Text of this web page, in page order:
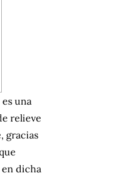
una
relieve
gracias
en dicha